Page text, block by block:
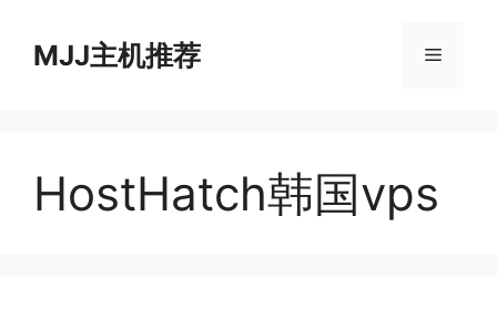
MJJ主机推荐 菜
HostHatch韩国vps